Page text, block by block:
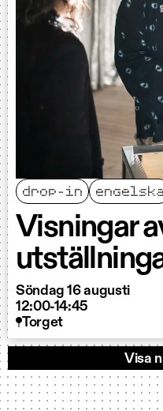
drop-in engelska
Visningar
Söndag 16 augusti
12:00-14:45
Torget
Visa